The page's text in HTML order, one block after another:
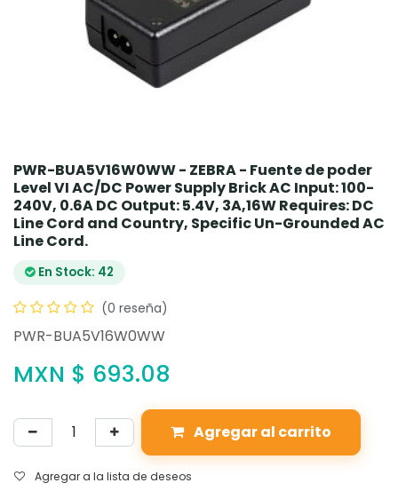
PWR-BUA5V16W0WW - ZEBRA - Fuente de poder
Level VI AC/DC Power Supply Brick AC Input: 100-
240V, 0.6A DC Output: 5.4V, 3A,16W Requires: DC
Line Cord and Country, Specific Un-Grounded AC
Line Cord.
En Stock: 42
(0 reseña)
PWR-BUA5V16W0WW
MXN $ 693.08
Agregar al carrito
Agregar a la lista de deseos